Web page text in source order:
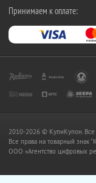
Принимаем к оплате:
2010-2026 © КупиКупон.
Все права на товарный знак
OOO «Агентство цифровых